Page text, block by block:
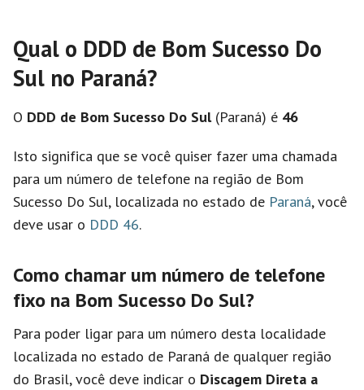
Qual o DDD de Bom Sucesso Do
Sul no Paraná?
O DDD de Bom Sucesso Do Sul(Paraná) é 46
Isto significa que se você quiser fazer uma chamada
para um número de telefone na região de Bom
Sucesso Do Sul, localizada no estado de Paraná, você
deve usar o DDD 46.
Como chamar um número de telefone
fixo na Bom Sucesso Do Sul?
Para poder ligar para um número desta localidade
localizada no estado de Paraná de qualquer região
do Brasil, você deve indicar o Discagem Direta a